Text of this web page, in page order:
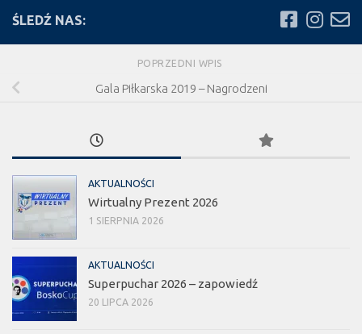
ŚLEDŹ NAS:
POPRZEDNI WPIS
Gala Piłkarska 2019 – Nagrodzeni
AKTUALNOŚCI
Wirtualny Prezent 2026
1 SIERPNIA 2026
AKTUALNOŚCI
Superpuchar 2026 – zapowiedź
20 LIPCA 2026